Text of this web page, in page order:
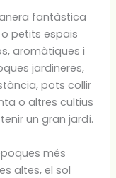
fantàstica
petits espais
aromàtiques i
jardineres,
pots collir
o altres cultius
un gran jardí.
més
altes, el sol